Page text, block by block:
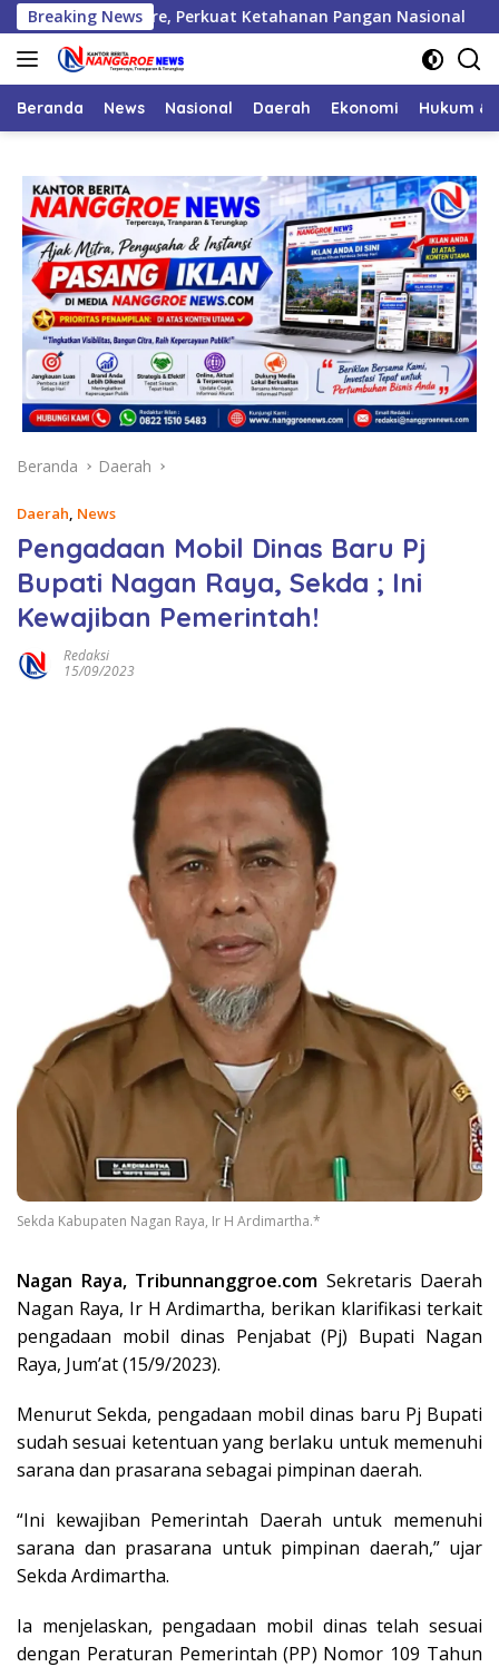
Langsung
ke
konten
Breaking News
Hektare, Perkuat Ketahanan Pangan Nasional
Beranda News Nasional Daerah Ekonomi Hukum &
Beranda Daerah
Daerah News
Pengadaan Mobil Dinas Baru Pj
Bupati Nagan Raya, Sekda ; Ini
Kewajiban Pemerintah!
Redaksi
15/09/2023
Sekda Kabupaten Nagan Raya, Ir H Ardimartha.*
Nagan Raya, Tribunnanggroe.com Sekretaris Daerah
Nagan Raya, Ir H Ardimartha, berikan klarifikasi terkait
pengadaan mobil dinas Penjabat (Pj) Bupati Nagan
Raya, Jum’at (15/9/2023).
Menurut Sekda, pengadaan mobil dinas baru Pj Bupati
sudah sesuai ketentuan yang berlaku untuk memenuhi
sarana dan prasarana sebagai pimpinan daerah.
“Ini kewajiban Pemerintah Daerah untuk memenuhi
sarana dan prasarana untuk pimpinan daerah,” ujar
Sekda Ardimartha.
Ia menjelaskan, pengadaan mobil dinas telah sesuai
dengan Peraturan Pemerintah (PP) Nomor 109 Tahun